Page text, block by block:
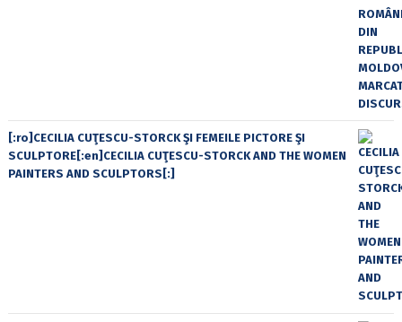
[:ro]CECILIA CUŢESCU-STORCK ŞI FEMEILE PICTORE ŞI
SCULPTORE[:en]CECILIA CUŢESCU-STORCK AND THE WOMEN
PAINTERS AND SCULPTORS[:]